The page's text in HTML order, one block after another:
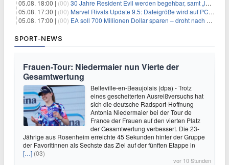
05.08. 18:00 | (00) 30 Jahre Resident Evil werden begehbar, samt „lebensgroßem Leon“
05.08. 17:30 | (00) Marvel Rivals Update 9.5: Dateigröße wird auf PC und Konsolen deutlich reduziert
05.08. 17:00 | (00) EA soll 700 Millionen Dollar sparen – droht nach der Übernahme die nächste Entlassungswelle?
SPORT-NEWS
Frauen-Tour: Niedermaier nun Vierte der
Gesamtwertung
Belleville-en-Beaujolais (dpa) - Trotz
eines gescheiterten Ausreißversuchs hat
sich die deutsche Radsport-Hoffnung
Antonia Niedermaier bei der Tour de
France der Frauen auf den vierten Platz
der Gesamtwertung verbessert. Die 23-
Jährige aus Rosenheim erreichte 45 Sekunden hinter der Gruppe
der Favoritinnen als Sechste das Ziel auf der fünften Etappe in
[…] (03)
vor 10 Stunden